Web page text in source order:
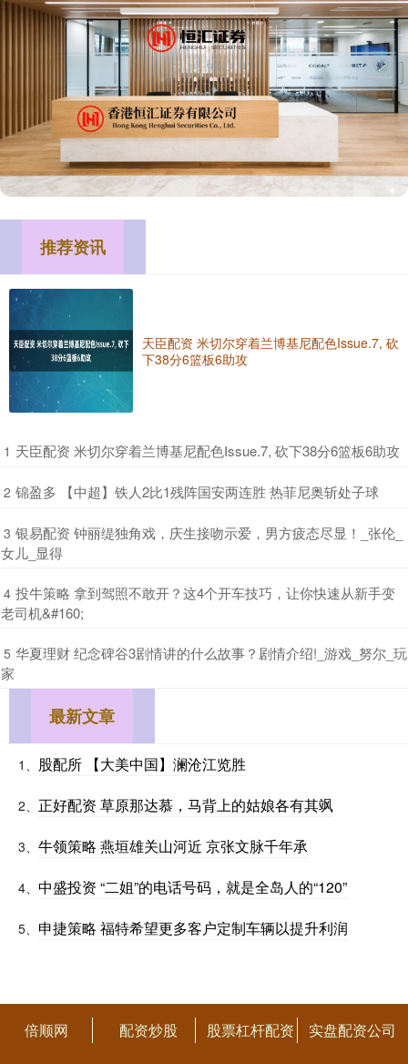
推荐资讯
天臣配资 米切尔穿着兰博基尼配色Issue.7, 砍
下38分6篮板6助攻
1 ​天臣配资 米切尔穿着兰博基尼配色Issue.7, 砍下38分6篮板6助攻
2 ​锦盈多 【中超】铁人2比1残阵国安两连胜 热菲尼奥斩处子球
3 ​银易配资 钟丽缇独角戏，庆生接吻示爱，男方疲态尽显！_张伦_
女儿_显得
4 ​投牛策略 拿到驾照不敢开？这4个开车技巧，让你快速从新手变
老司机&#160;
5 ​华夏理财 纪念碑谷3剧情讲的什么故事？剧情介绍!_游戏_努尔_玩
家
最新文章
1、 股配所 【大美中国】澜沧江览胜
2、 正好配资 草原那达慕，马背上的姑娘各有其飒
3、 牛领策略 燕垣雄关山河近 京张文脉千年承
4、 中盛投资 “二姐”的电话号码，就是全岛人的“120”
5、 申捷策略 福特希望更多客户定制车辆以提升利润
倍顺网 配资炒股 股票杠杆配资 实盘配资公司